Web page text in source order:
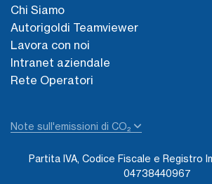
Chi Siamo
Autorigoldi Teamviewer
Lavora con noi
Intranet aziendale
Rete Operatori
Note sull'emissioni di CO₂
Partita IVA, Codice Fiscale e Registro
04738440967